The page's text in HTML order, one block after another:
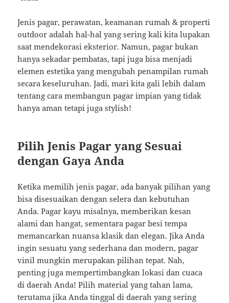
Jenis pagar, perawatan, keamanan rumah & properti
outdoor adalah hal-hal yang sering kali kita lupakan
saat mendekorasi eksterior. Namun, pagar bukan
hanya sekadar pembatas, tapi juga bisa menjadi
elemen estetika yang mengubah penampilan rumah
secara keseluruhan. Jadi, mari kita gali lebih dalam
tentang cara membangun pagar impian yang tidak
hanya aman tetapi juga stylish!
Pilih Jenis Pagar yang Sesuai
dengan Gaya Anda
Ketika memilih jenis pagar, ada banyak pilihan yang
bisa disesuaikan dengan selera dan kebutuhan
Anda. Pagar kayu misalnya, memberikan kesan
alami dan hangat, sementara pagar besi tempa
memancarkan nuansa klasik dan elegan. Jika Anda
ingin sesuatu yang sederhana dan modern, pagar
vinil mungkin merupakan pilihan tepat. Nah,
penting juga mempertimbangkan lokasi dan cuaca
di daerah Anda! Pilih material yang tahan lama,
terutama jika Anda tinggal di daerah yang sering